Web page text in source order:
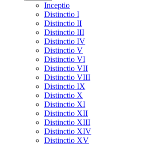
Inceptio
Distinctio I
Distinctio II
Distinctio III
Distinctio IV
Distinctio V
Distinctio VI
Distinctio VII
Distinctio VIII
Distinctio IX
Distinctio X
Distinctio XI
Distinctio XII
Distinctio XIII
Distinctio XIV
Distinctio XV